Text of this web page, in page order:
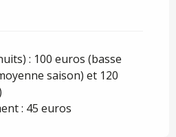
: 100 euros (basse
saison) et 120
: 45 euros